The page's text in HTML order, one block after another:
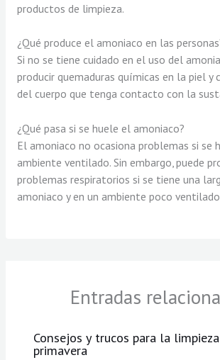
productos de limpieza.
¿Qué produce el amoniaco en las
Si no se tiene cuidado en el uso del
producir quemaduras químicas en la piel y
del cuerpo que tenga contacto con la
¿Qué pasa si se huele el amoniaco?
El amoniaco no ocasiona problemas si se
ambiente ventilado. Sin embargo, puede
problemas respiratorios si se tiene una
amoniaco y en un ambiente poco
Entradas
Consejos y trucos para la
primavera